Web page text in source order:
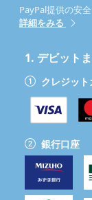
PayPal提供の安
詳細をみる
1. デビット
クレジット
銀行口座